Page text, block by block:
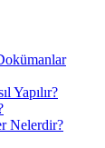
Yapılır?
Nelerdir?